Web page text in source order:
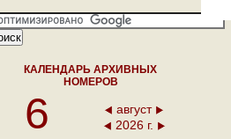
КАЛЕНДАРЬ АРХИВНЫХ
НОМЕРОВ
6
август
2026 г.